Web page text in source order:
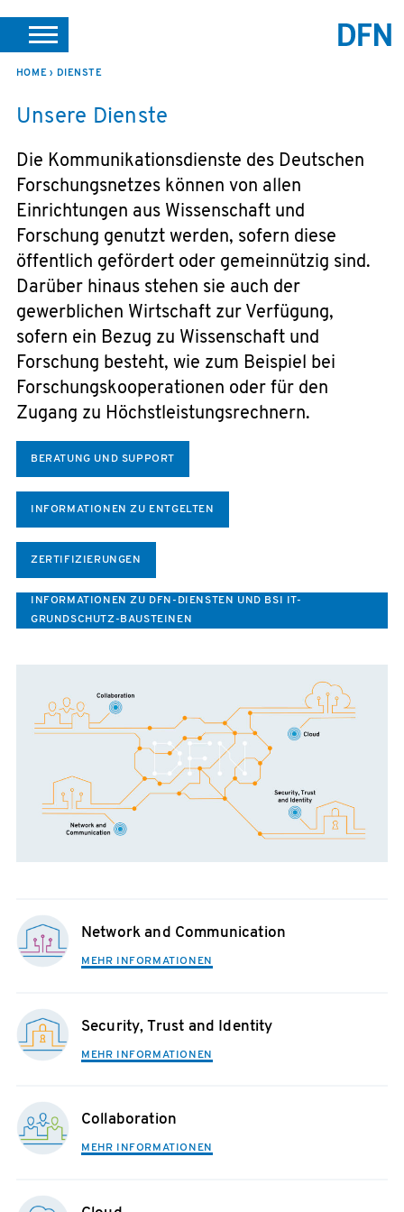
DE EN
HOME DIENSTE
Unsere Dienste
Die Kommunikationsdienste des Deutschen
Forschungsnetzes können von allen
Einrichtungen aus Wissenschaft und
Forschung genutzt werden, sofern diese
öffentlich gefördert oder gemeinnützig sind.
Darüber hinaus stehen sie auch der
gewerblichen Wirtschaft zur Verfügung,
sofern ein Bezug zu Wissenschaft und
Forschung besteht, wie zum Beispiel bei
Forschungskooperationen oder für den
Zugang zu Höchstleistungsrechnern.
BERATUNG UND SUPPORT
INFORMATIONEN ZU ENTGELTEN
ZERTIFIZIERUNGEN
INFORMATIONEN ZU DFN-DIENSTEN UND BSI IT-
GRUNDSCHUTZ-BAUSTEINEN
Network and Communication
MEHR INFORMATIONEN
Security, Trust and Identity
MEHR INFORMATIONEN
Collaboration
MEHR INFORMATIONEN